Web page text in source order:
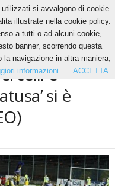
ma al ‘Matusa’ si...
e
si è
si avvalgono di cookie
illustrate nella cookie policy.
a tutti o ad alcuni cookie,
banner, scorrendo questa
navigazione in altra maniera,
informazioni ACCETTA